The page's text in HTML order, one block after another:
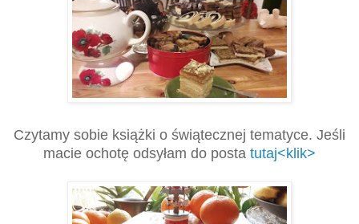
Czytamy sobie książki o świątecznej tematyce. Jeśli
macie ochotę odsyłam do posta tutaj<klik>